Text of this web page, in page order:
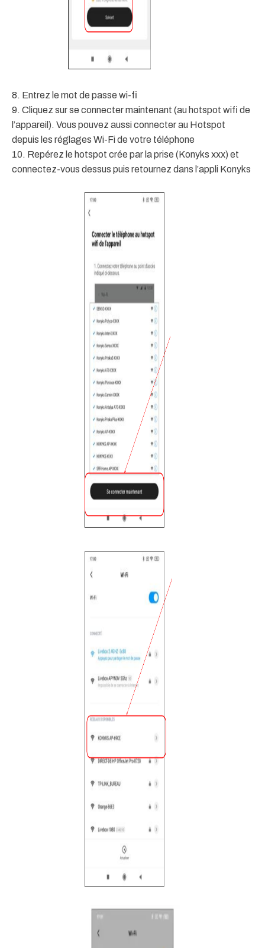
8. Entrez le mot de passe wi-fi
9. Cliquez sur se connecter maintenant (au hotspot wifi de
l’appareil). Vous pouvez aussi connecter au Hotspot
depuis les réglages Wi-Fi de votre téléphone
10. Repérez le hotspot crée par la prise (Konyks xxx) et
connectez-vous dessus puis retournez dans l’appli Konyks